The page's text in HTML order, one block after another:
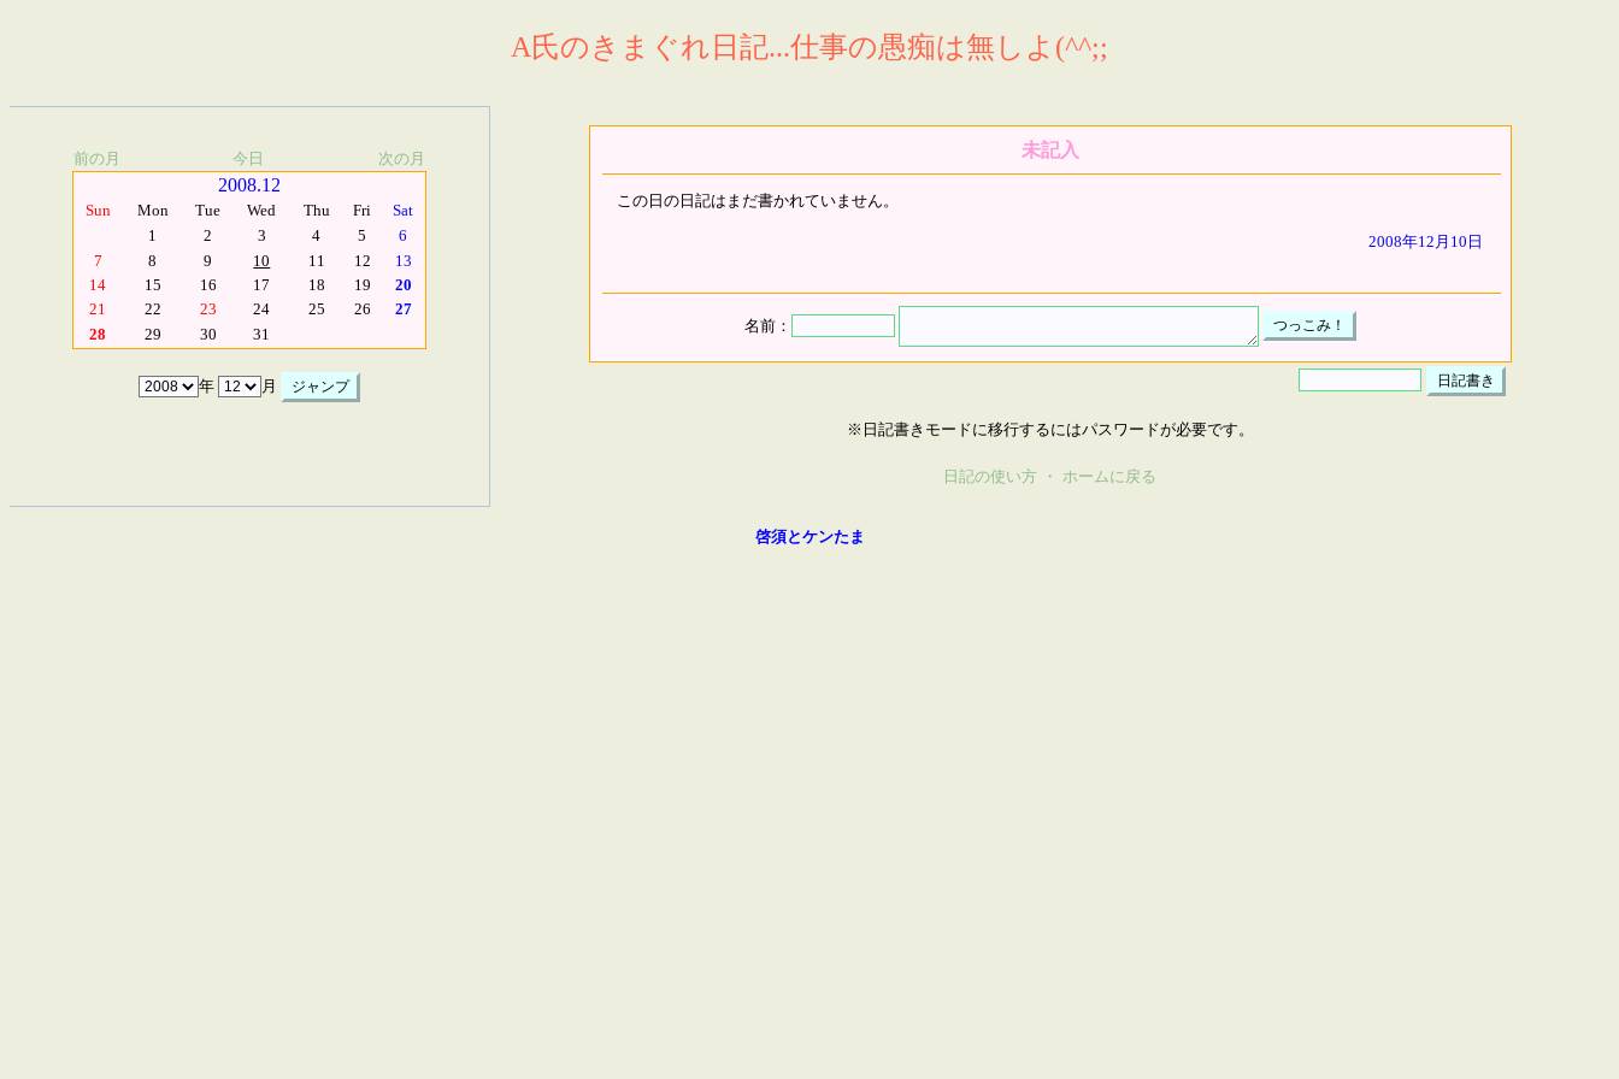
A氏のきまぐれ日記...仕事の愚痴は無しよ(^^;;
前の月 今日 次の月
2008.12
Sun Mon Tue Wed Thu Fri
Sat
1
2 3 4 5
6
7
8 9 10 11 12
13
14
15 16 17 18 19
20
21
22 23 24 25 26
27
28
29 30 31
年 月
未記入
この日の日記はまだ書かれていません。
2008年12月10日
名前：
※日記書きモードに移行するにはパスワードが必要です。
日記の使い方 ・ ホームに戻る
啓須とケンたま